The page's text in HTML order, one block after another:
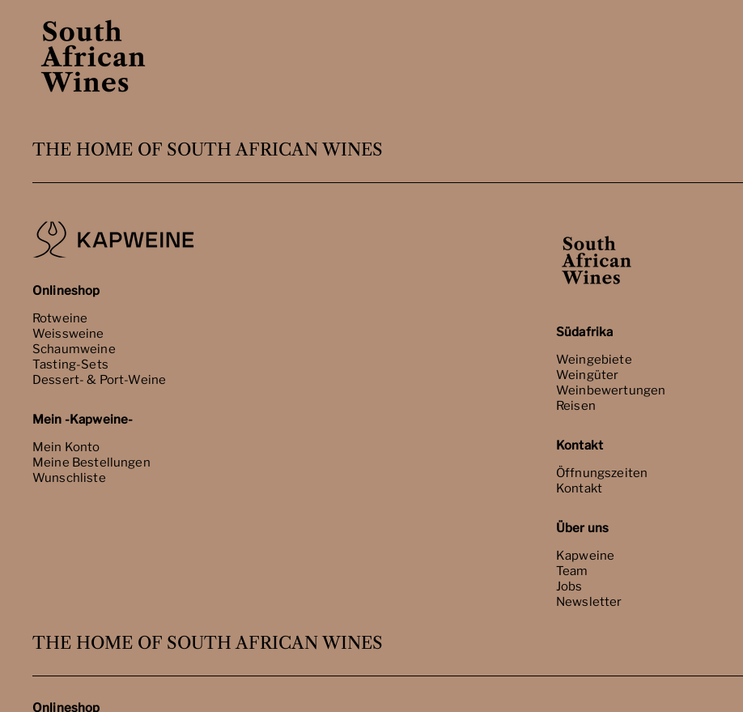
THE HOME OF SOUTH AFRICAN WINES
Onlineshop
Rotweine
Weissweine
Schaumweine
Tasting-Sets
Dessert- & Port-Weine
Mein -Kapweine-
Mein Konto
Meine Bestellungen
Wunschliste
Südafrika
Weingebiete
Weingüter
Weinbewertungen
Reisen
Kontakt
Öffnungszeiten
Kontakt
Über uns
Kapweine
Team
Jobs
Newsletter
THE HOME OF SOUTH AFRICAN WINES
Onlineshop